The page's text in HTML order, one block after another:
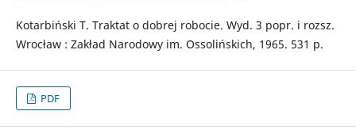
Kotarbiński T. Traktat o dobrej robocie. Wyd. 3 popr. i rozsz.
Wrocław : Zakład Narodowy im. Ossolińskich, 1965. 531 р.
PDF